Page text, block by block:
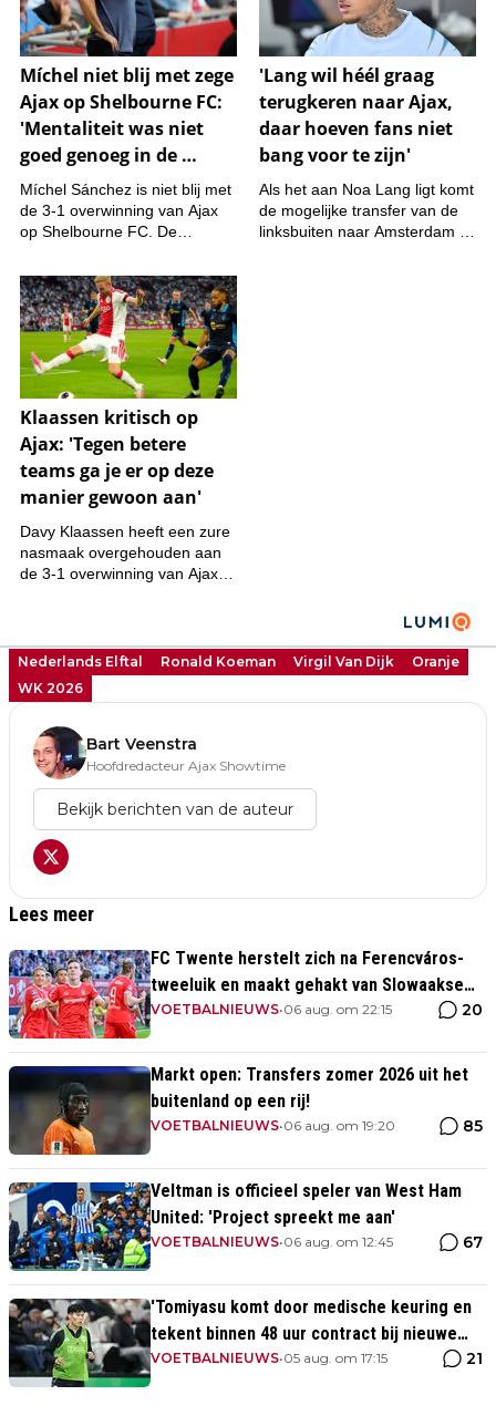
Nederlands Elftal Ronald Koeman Virgil Van Dijk
Oranje
WK 2026
Bart Veenstra
Hoofdredacteur Ajax Showtime
Bekijk berichten van de auteur
Lees meer
FC Twente herstelt zich na Ferencváros-
tweeluik en maakt gehakt van Slowaakse
opponent
VOETBALNIEUWS•06 aug. om 22:15 20
Markt open: Transfers zomer 2026 uit het
buitenland op een rij!
VOETBALNIEUWS•06 aug. om 19:20 85
Veltman is officieel speler van West Ham
United: 'Project spreekt me aan'
VOETBALNIEUWS•06 aug. om 12:45 67
'Tomiyasu komt door medische keuring en
tekent binnen 48 uur contract bij nieuwe
club'
VOETBALNIEUWS•05 aug. om 17:15 21